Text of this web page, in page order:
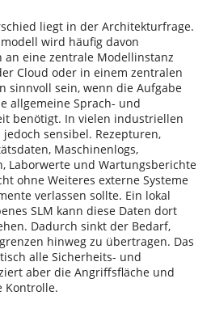
liegt in der Architekturfrage.
wird häufig davon
an eine zentrale Modellinstanz
Cloud oder in einem zentralen
sinnvoll sein, wenn die Aufgabe
allgemeine Sprach- und
benötigt. In vielen industriellen
sensibel. Rezepturen,
Maschinenlogs,
Laborwerte und Wartungsberichte
ohne Weiteres externe Systeme
verlassen sollte. Ein lokal
SLM kann diese Daten dort
Dadurch sinkt der Bedarf,
hinweg zu übertragen. Das
alle Sicherheits- und
aber die Angriffsfläche und
Kontrolle.